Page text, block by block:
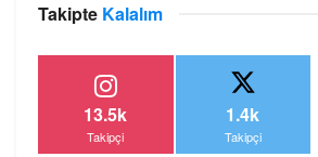
Takipte Kalalım
13.5k
Takipçi
1.4k
Takipçi